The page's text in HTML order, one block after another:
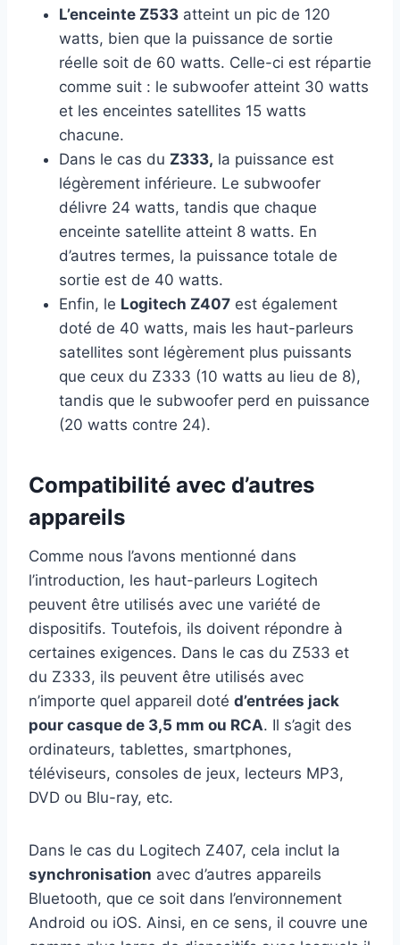
L’enceinte Z533 atteint un pic de 120
watts, bien que la puissance de sortie
réelle soit de 60 watts. Celle-ci est répartie
comme suit : le subwoofer atteint 30 watts
et les enceintes satellites 15 watts
chacune.
Dans le cas du Z333, la puissance est
légèrement inférieure. Le subwoofer
délivre 24 watts, tandis que chaque
enceinte satellite atteint 8 watts. En
d’autres termes, la puissance totale de
sortie est de 40 watts.
Enfin, le Logitech Z407 est également
doté de 40 watts, mais les haut-parleurs
satellites sont légèrement plus puissants
que ceux du Z333 (10 watts au lieu de 8),
tandis que le subwoofer perd en puissance
(20 watts contre 24).
Compatibilité avec d’autres
appareils
Comme nous l’avons mentionné dans
l’introduction, les haut-parleurs Logitech
peuvent être utilisés avec une variété de
dispositifs. Toutefois, ils doivent répondre à
certaines exigences. Dans le cas du Z533 et
du Z333, ils peuvent être utilisés avec
n’importe quel appareil doté d’entrées jack
pour casque de 3,5 mm ou RCA. Il s’agit des
ordinateurs, tablettes, smartphones,
téléviseurs, consoles de jeux, lecteurs MP3,
DVD ou Blu-ray, etc.
Dans le cas du Logitech Z407, cela inclut la
synchronisation avec d’autres appareils
Bluetooth, que ce soit dans l’environnement
Android ou iOS. Ainsi, en ce sens, il couvre une